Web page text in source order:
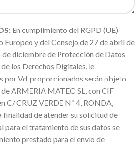
En cumplimiento del RGPD (UE)
y del Consejo de 27 de abril de
de diciembre de Protección de Datos
los Derechos Digitales, le
por Vd. proporcionados serán objeto
ARMERIA MATEO SL, con CIF
C/ CRUZ VERDE Nº 4, RONDA,
de atender su solicitud de
para el tratamiento de sus datos se
prestado para el envío de